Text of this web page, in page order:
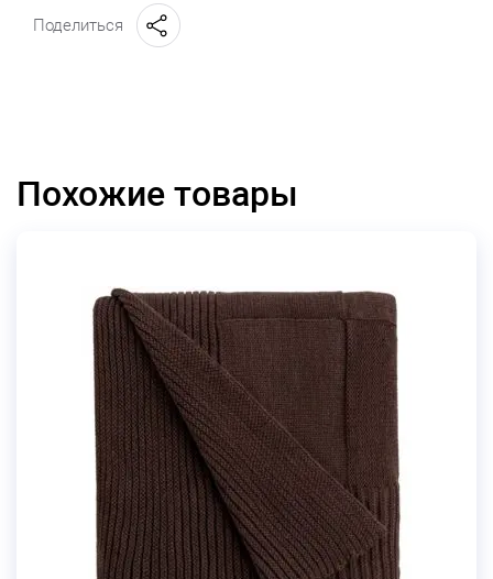
Поделиться
Похожие товары